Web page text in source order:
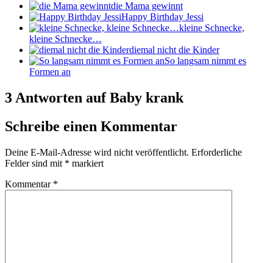
die Mama gewinnt
Happy Birthday Jessi
kleine Schnecke,
kleine Schnecke…
diemal nicht die Kinder
So langsam nimmt es
Formen an
3 Antworten auf Baby krank
Schreibe einen Kommentar
Deine E-Mail-Adresse wird nicht veröffentlicht. Erforderliche
Felder sind mit * markiert
Kommentar *